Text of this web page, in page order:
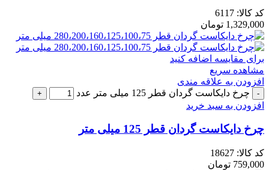
کد کالا: 6117
1,329,000 تومان
برای مقایسه اضافه کنید
مشاهده سریع
افزودن به علاقه مندی
چرخ دایکاست گردان قطر 125 میلی متر عدد
افزودن به سبد خرید
چرخ دایکاست گردان قطر 125 میلی متر
کد کالا: 18627
759,000 تومان